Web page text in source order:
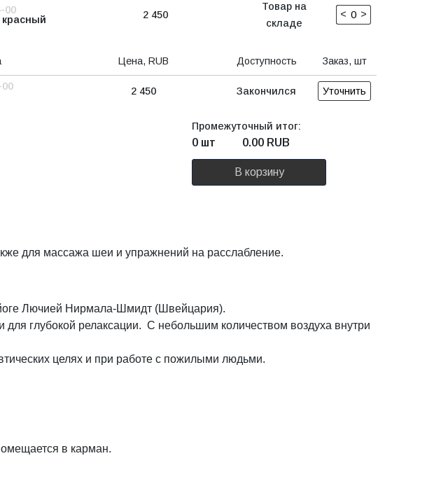
00
2 450
Товар на
складе
< >
Цена, RUB Доступность Заказ, шт
2 450 Закончился Уточнить
Промежуточный итог:
0 шт 0.00 RUB
В корзину
для массажа шеи и упражнений на расслабление.
Лючией Нирмала-Шмидт (Швейцария).
глубокой релаксации. С небольшим количеством воздуха внутри
целях и при работе с пожилыми людьми.
в карман.